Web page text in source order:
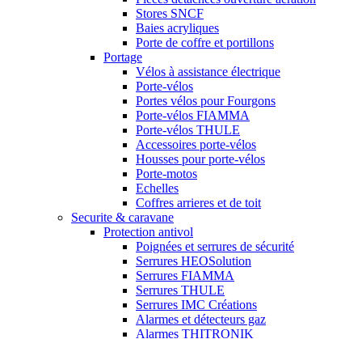
Stores SNCF
Baies acryliques
Porte de coffre et portillons
Portage
Vélos à assistance électrique
Porte-vélos
Portes vélos pour Fourgons
Porte-vélos FIAMMA
Porte-vélos THULE
Accessoires porte-vélos
Housses pour porte-vélos
Porte-motos
Echelles
Coffres arrieres et de toit
Securite & caravane
Protection antivol
Poignées et serrures de sécurité
Serrures HEOSolution
Serrures FIAMMA
Serrures THULE
Serrures IMC Créations
Alarmes et détecteurs gaz
Alarmes THITRONIK